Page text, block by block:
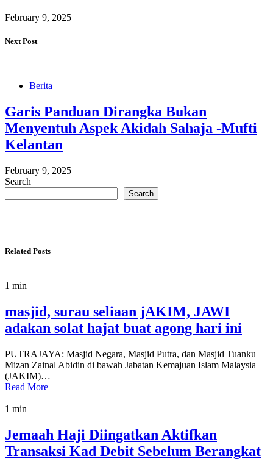
February 9, 2025
Next Post
Berita
Garis Panduan Dirangka Bukan
Menyentuh Aspek Akidah Sahaja -Mufti
Kelantan
February 9, 2025
Search
Search
Related Posts
1 min
masjid, surau seliaan jAKIM, JAWI
adakan solat hajat buat agong hari ini
PUTRAJAYA: Masjid Negara, Masjid Putra, dan Masjid Tuanku
Mizan Zainal Abidin di bawah Jabatan Kemajuan Islam Malaysia
(JAKIM)…
Read More
1 min
Jemaah Haji Diingatkan Aktifkan
Transaksi Kad Debit Sebelum Berangkat